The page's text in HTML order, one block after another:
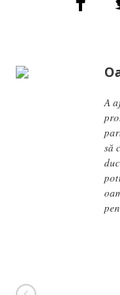
A
să